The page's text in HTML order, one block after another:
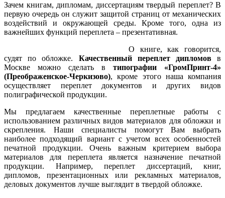
Зачем книгам, дипломам, диссертациям твердый переплет? В
первую очередь он служит защитой страниц от механических
воздействий и окружающей среды. Кроме того, одна из
важнейших функций переплета – презентативная.
О книге, как говорится,
судят по обложке. Качественный переплет дипломовв
Москве можно сделать в типографии «ГромПринт-4»
(Преображенское-Черкизово), кроме этого наша компания
осуществляет переплет документов и других видов
полиграфической продукции.
Мы предлагаем качественные переплетные работы с
использованием различных видов материалов для обложки и
скрепления. Наши специалисты помогут Вам выбрать
наиболее подходящий вариант с учетом всех особенностей
печатной продукции. Очень важным критерием выбора
материалов для переплета является назначение печатной
продукции. Например, переплет диссертаций, книг,
дипломов, презентационных или рекламных материалов,
деловых документов лучше выглядит в твердой обложке.